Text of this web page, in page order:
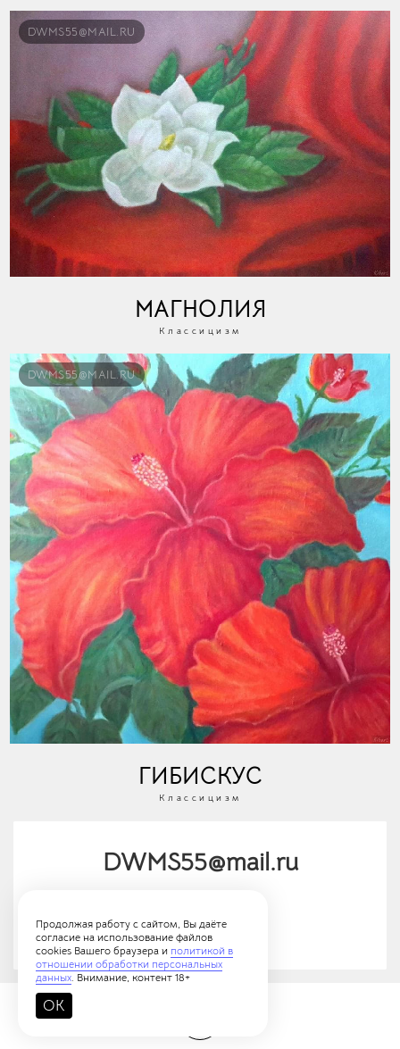
DWMS55@MAIL.RU
МАГНОЛИЯ
Классицизм
DWMS55@MAIL.RU
ГИБИСКУС
Классицизм
DWMS55@mail.ru
Продолжая работу с сайтом, Вы даёте
согласие на использование файлов
cookies Вашего браузера и политикой в
отношении обработки персональных
данных. Внимание, контент 18+
OK